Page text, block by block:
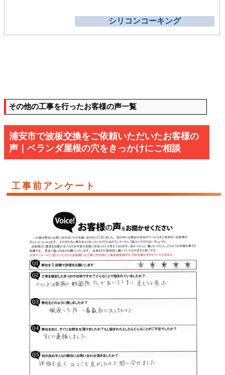
シリコンコーキング
その他の工事を行ったお客様の声一覧
浦安市で波板交換をご依頼いただいたお客様の
声｜ベランダ屋根の穴をきっかけにご相談
工事前アンケート